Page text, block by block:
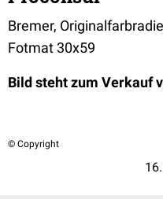
Bremer,
Fotmat 30x59
Bild steht zum Verkauf
© Copyright